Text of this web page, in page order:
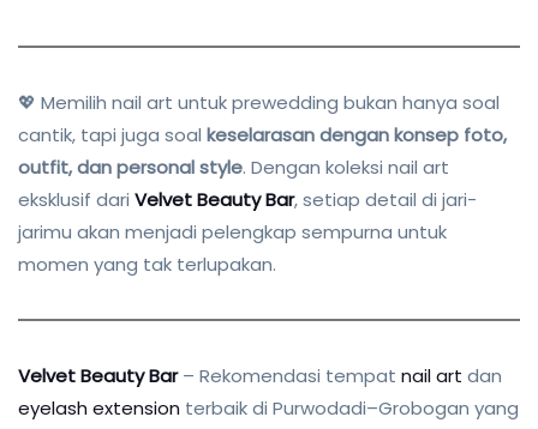
💖 Memilih nail art untuk prewedding bukan hanya soal
cantik, tapi juga soal keselarasan dengan konsep foto,
outfit, dan personal style. Dengan koleksi nail art
eksklusif dari Velvet Beauty Bar, setiap detail di jari-
jarimu akan menjadi pelengkap sempurna untuk
momen yang tak terlupakan.
Velvet Beauty Bar– Rekomendasi tempat nail art dan
eyelash extension terbaik di Purwodadi–Grobogan yang